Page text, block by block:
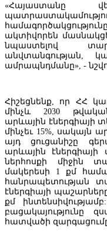
Moody’s-ը բարձրացրել
«Հայաստանը
ակտիվորեն
նպաստելով
անվտանգության,
ամրապնդմանը», -
Հիշեցնենք, որ ՀՀ
մինչև 2030
արևային էներգիայի
մինչեւ 15%, սակայն
այդ ցուցանիշը
արևային էներգիայի
ներհոսքի միջին
մակերեսի 1 քմ
հանրապետության
էներգիայի
քմ
բացակայությունը
հատվածի